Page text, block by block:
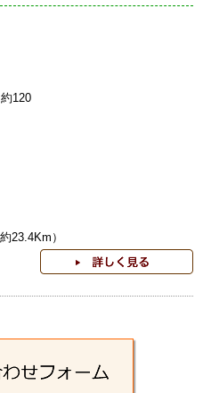
120
23.4Km）